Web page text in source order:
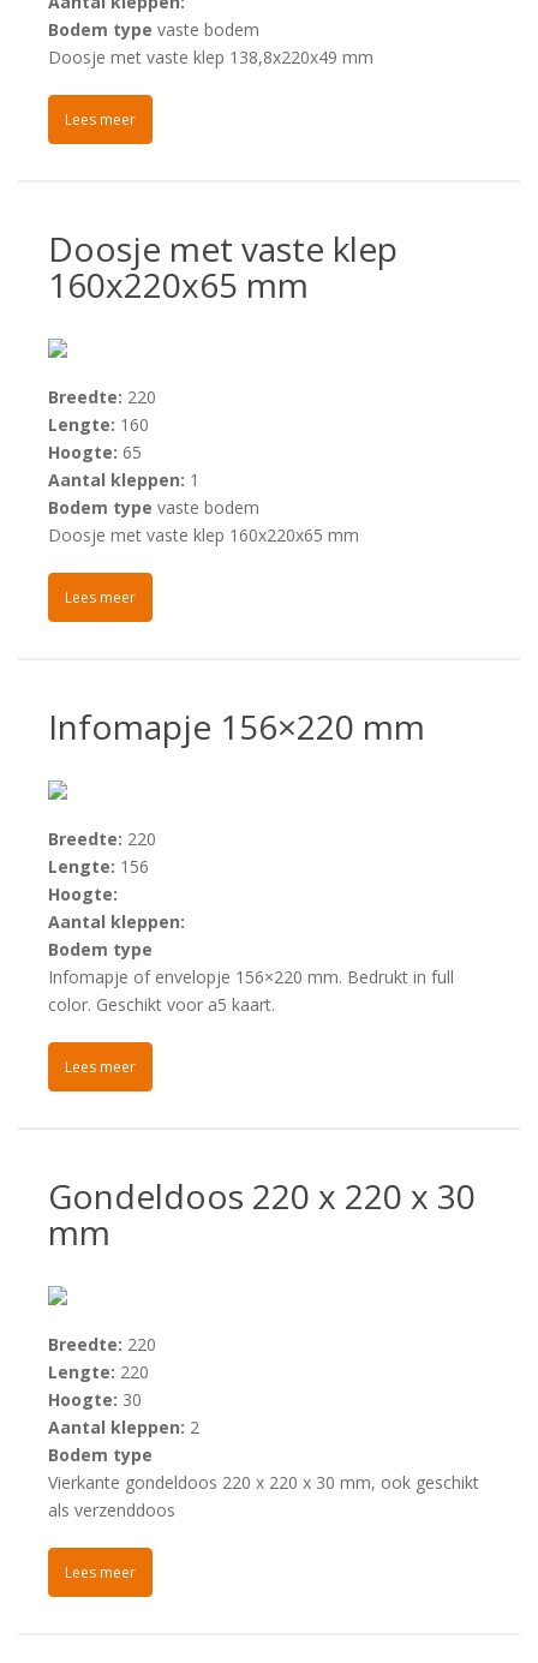
Bodem type vaste bodem
Doosje met vaste klep 138,8x220x49 mm
Lees meer
Doosje met vaste klep
160x220x65 mm
Breedte: 220
Lengte: 160
Hoogte: 65
Aantal kleppen: 1
Bodem type vaste bodem
Doosje met vaste klep 160x220x65 mm
Lees meer
Infomapje 156×220 mm
Breedte: 220
Lengte: 156
Hoogte:
Aantal kleppen:
Bodem type
Infomapje of envelopje 156×220 mm. Bedrukt in full
color. Geschikt voor a5 kaart.
Lees meer
Gondeldoos 220 x 220 x 30
mm
Breedte: 220
Lengte: 220
Hoogte: 30
Aantal kleppen: 2
Bodem type
Vierkante gondeldoos 220 x 220 x 30 mm, ook geschikt
als verzenddoos
Lees meer